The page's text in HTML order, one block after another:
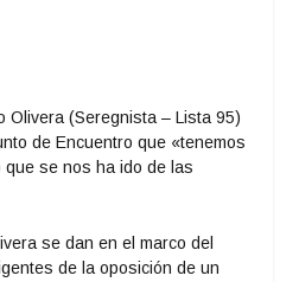
Olivera (Seregnista – Lista 95)
de Encuentro que «tenemos
se nos ha ido de las
se dan en el marco del
de la oposición de un